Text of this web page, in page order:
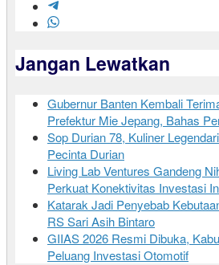
Jangan Lewatkan
Gubernur Banten Kembali
Prefektur Mie Jepang, Bahas
Sop Durian 78, Kuliner
Pecinta Durian
Living Lab Ventures Gandeng
Perkuat Konektivitas Investasi
Katarak Jadi Penyebab
RS Sari Asih Bintaro
GIIAS 2026 Resmi Dibuka,
Peluang Investasi Otomotif